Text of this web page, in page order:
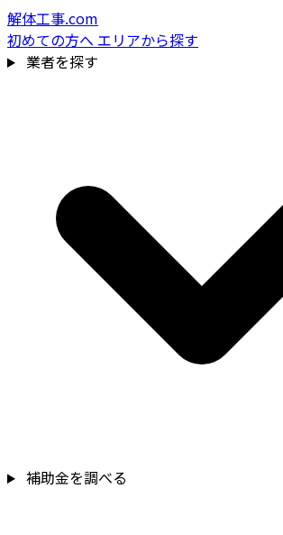
解体工事.com
初めての方へ エリアから探す
業者を探す
補助金を調べる